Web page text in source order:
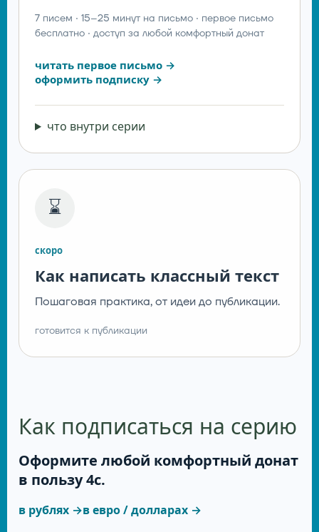
7 писем · 15–25 минут на письмо · первое письмо
бесплатно · доступ за любой комфортный донат
читать первое письмо →
оформить подписку →
что внутри серии
⌛
скоро
Как написать классный текст
Пошаговая практика, от идеи до публикации.
готовится к публикации
Как подписаться на серию
Оформите любой комфортный донат
в пользу 4с.
в рублях →в евро / долларах →